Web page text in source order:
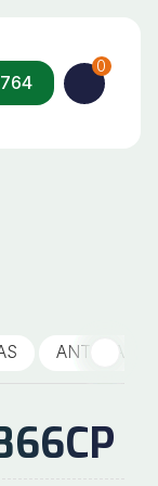
0
ANTENAS Y